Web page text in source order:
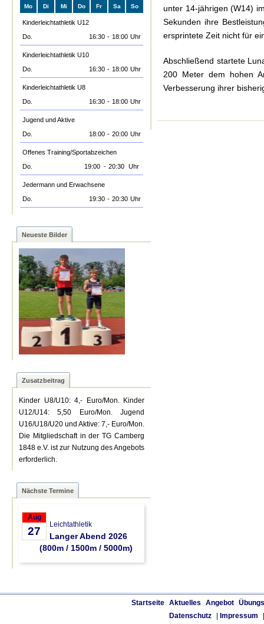
Mo Di Mi Do Fr Sa So
Kinderleichtathletik U12
Do.
16:30 - 18:00 Uhr
Kinderleichtathletik U10
Do.
16:30 - 18:00 Uhr
Kinderleichtathletik U8
Do.
16:30 - 18:00 Uhr
Jugend und Aktive
Do.
18:00 - 20:00 Uhr
Offenes Training/Sportabzeichen
Do.
19:00 - 20:30 Uhr
Jedermann und Erwachsene
Do.
19:30 - 20:30 Uhr
Neueste Bilder
Zusatzbeitrag
Kinder U8/U10: 4,- Euro/Mon. Kinder
U12/U14: 5,50 Euro/Mon. Jugend
U16/U18/U20 und Aktive: 7,- Euro/Mon.
Die Mitgliedschaft in der TG Camberg
1848 e.V. ist zur Nutzung des Angebots
erforderlich.
Nächste Termine
Aug
27
Leichtathletik
Langer Abend 2026
(800m / 1500m / 5000m)
unter 14-jährigen (W14)
Sekunden ihre
ersprintete Zeit nicht für
Abschließend startete
200 Meter dem hohen
Verbesserung ihrer
Startseite Aktuelles Angebot
Datenschutz
Impressum